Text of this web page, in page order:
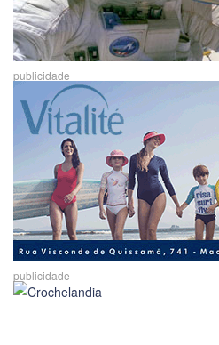
publicidade
publicidade